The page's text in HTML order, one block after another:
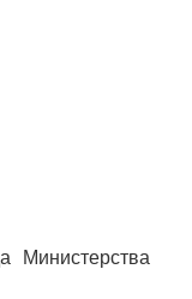
Министерства